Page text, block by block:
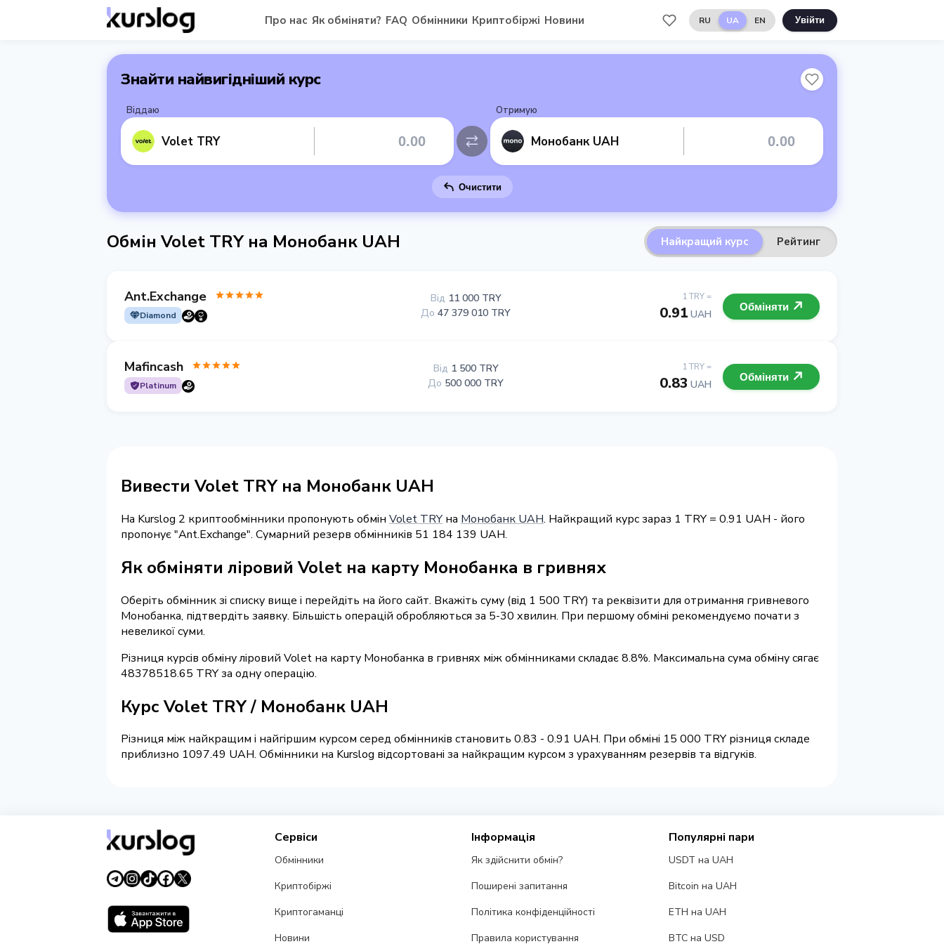
Про нас Як обміняти? FAQ Обмінники Криптобіржі Новини RU UA EN Увійти
Знайти найвигідніший курс
Віддаю
Volet TRY
Отримую
Монобанк UAH
Очистити
Обмін Volet TRY на Монобанк UAH Найкращий курс Рейтинг
Ant.Exchange
Diamond
1 TRY =
0.91 UAH
Від 11 000 TRY
До 47 379 010 TRY Обміняти
Mafincash
Platinum
1 TRY =
0.83 UAH
Від 1 500 TRY
До 500 000 TRY Обміняти
Вивести Volet TRY на Монобанк UAH
На Kurslog 2 криптообмінники пропонують обмін Volet TRY на Монобанк UAH. Найкращий курс зараз 1 TRY = 0.91 UAH - його
пропонує "Ant.Exchange". Сумарний резерв обмінників 51 184 139 UAH.
Як обміняти ліровий Volet на карту Монобанка в гривнях
Оберіть обмінник зі списку вище і перейдіть на його сайт. Вкажіть суму (від 1 500 TRY) та реквізити для отримання гривневого
Монобанка, підтвердіть заявку. Більшість операцій обробляються за 5-30 хвилин. При першому обміні рекомендуємо почати з
невеликої суми.
Різниця курсів обміну ліровий Volet на карту Монобанка в гривнях між обмінниками складає 8.8%. Максимальна сума обміну сягає
48378518.65 TRY за одну операцію.
Курс Volet TRY / Монобанк UAH
Різниця між найкращим і найгіршим курсом серед обмінників становить 0.83 - 0.91 UAH. При обміні 15 000 TRY різниця складе
приблизно 1097.49 UAH. Обмінники на Kurslog відсортовані за найкращим курсом з урахуванням резервів та відгуків.
Сервіси
Обмінники
Криптобіржі
Криптогаманці
Новини
Інформація
Як здійснити обмін?
Поширені запитання
Політика конфіденційності
Правила користування
Популярні пари
USDT на UAH
Bitcoin на UAH
ETH на UAH
BTC на USD